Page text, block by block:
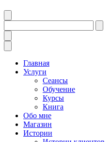
Главная
Услуги
Сеансы
Обучение
Курсы
Книга
Обо мне
Магазин
Истории